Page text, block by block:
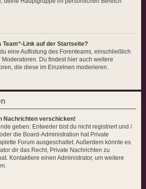
Team“-Link auf der Startseite?
eine Auflistung des Forenteams, einschließlich
Du findest hier auch weitere
die diese im Einzelnen moderieren.
Nachrichten verschicken!
geben: Entweder bist du nicht registriert und /
die Board-Administration hat Private
Forum ausgeschaltet. Außerdem könnte es
dir das Recht, Private Nachrichten zu
Kontaktiere einen Administrator, um weitere